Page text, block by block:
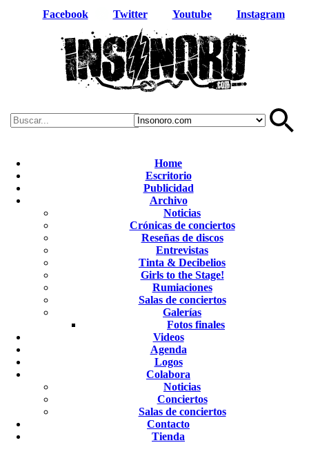
Facebook Twitter Youtube Instagram
Home
Escritorio
Publicidad
Archivo
Noticias
Crónicas de conciertos
Reseñas de discos
Entrevistas
Tinta & Decibelios
Girls to the Stage!
Rumiaciones
Salas de conciertos
Galerías
Fotos finales
Videos
Agenda
Logos
Colabora
Noticias
Conciertos
Salas de conciertos
Contacto
Tienda